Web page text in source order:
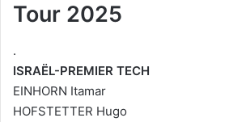
Tour 2025
.
ISRAËL-PREMIER TECH
EINHORN Itamar
HOFSTETTER Hugo